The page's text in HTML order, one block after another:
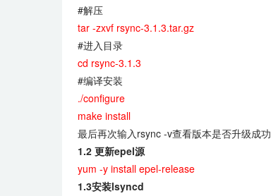
#解压
tar -zxvf rsync-3.1.3.tar.gz
#进入目录
cd rsync-3.1.3
#编译安装
./configure
make install
最后再次输入rsync -v查看版本是否升级成功
1.2 更新epel源
yum -y install epel-release
1.3安装lsyncd